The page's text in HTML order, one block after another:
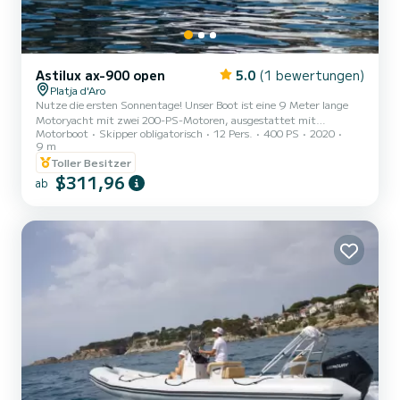
Astilux ax-900 open 5.0 (1 bewertungen)
Platja d'Aro
Nutze die ersten Sonnentage! Unser Boot ist eine 9 Meter lange
Motoryacht mit zwei 200-PS-Motoren, ausgestattet mit
zahlreichen Extras und geführt von einem jungen Skipper, der alles
daransetzt, unseren Gästen ein unvergessliches Erlebnis zu bieten.
Inklusive Aktivitäten: Stand-Up-Paddling, um das kristallklare
Wasser zu erkunden. Sea Scooter (Unterwasser-Propeller): Spüre
den Nervenkitzel des kraftvollen Tauchens! Banane für 4 Personen,
Motorboot Skipper obligatorisch 12 Pers. 400 PS
2020
9 m
Toller Besitzer
ab $311,96